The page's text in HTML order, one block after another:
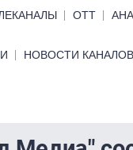
ОТТ
НОВОСТИ КАНАЛОВ